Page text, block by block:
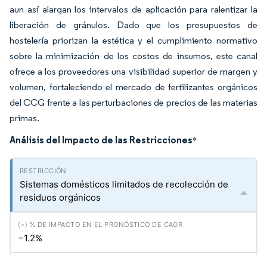
aun así alargan los intervalos de aplicación para ralentizar la
liberación de gránulos. Dado que los presupuestos de
hostelería priorizan la estética y el cumplimiento normativo
sobre la minimización de los costos de insumos, este canal
ofrece a los proveedores una visibilidad superior de margen y
volumen, fortaleciendo el mercado de fertilizantes orgánicos
del CCG frente a las perturbaciones de precios de las materias
primas.
Análisis del Impacto de las Restricciones*
Sistemas domésticos limitados de recolección de
residuos orgánicos
−1.2%